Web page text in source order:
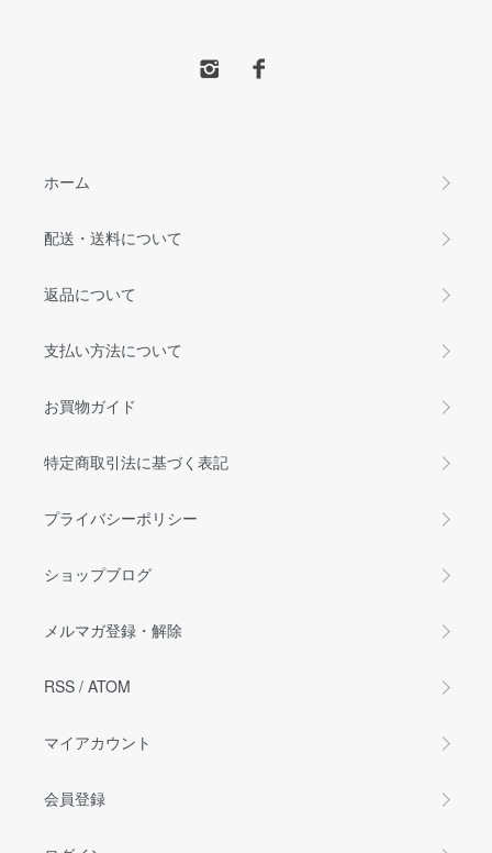
ホーム
配送・送料について
返品について
支払い方法について
お買物ガイド
特定商取引法に基づく表記
プライバシーポリシー
ショップブログ
メルマガ登録・解除
RSS / ATOM
マイアカウント
会員登録